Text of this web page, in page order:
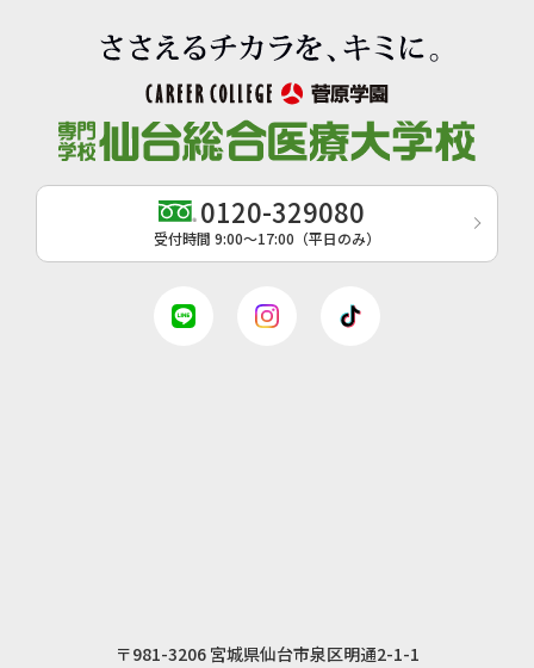
0120-329080
受付時間 9:00〜17:00（平日のみ）
〒981-3206 宮城県仙台市泉区明通2-1-1